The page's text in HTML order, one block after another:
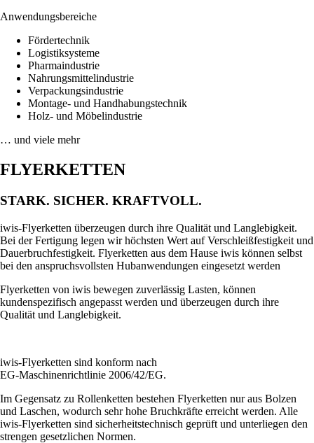
Anwendungsbereiche
Fördertechnik
Logistiksysteme
Pharmaindustrie
Nahrungsmittelindustrie
Verpackungsindustrie
Montage- und Handhabungstechnik
Holz- und Möbelindustrie
… und viele mehr
FLYERKETTEN
STARK. SICHER. KRAFTVOLL.
iwis-Flyerketten überzeugen durch ihre Qualität und Langlebigkeit.
Bei der Fertigung legen wir höchsten Wert auf Verschleißfestigkeit und
Dauerbruchfestigkeit. Flyerketten aus dem Hause iwis können selbst
bei den anspruchsvollsten Hubanwendungen eingesetzt werden
Flyerketten von iwis bewegen zuverlässig Lasten, können
kundenspezifisch angepasst werden und überzeugen durch ihre
Qualität und Langlebigkeit.
iwis-Flyerketten sind konform nach
EG-Maschinenrichtlinie 2006/42/EG.
Im Gegensatz zu Rollenketten bestehen Flyerketten nur aus Bolzen
und Laschen, wodurch sehr hohe Bruchkräfte erreicht werden. Alle
iwis-Flyerketten sind sicherheitstechnisch geprüft und unterliegen den
strengen gesetzlichen Normen.